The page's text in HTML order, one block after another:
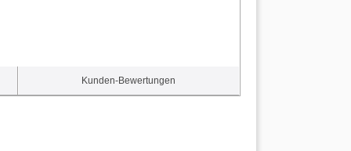
Kunden-Bewertungen